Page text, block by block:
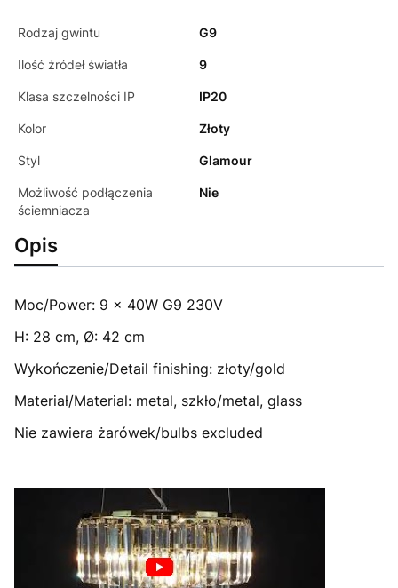
Rodzaj gwintu G9
Ilość źródeł światła 9
Klasa szczelności IP IP20
Kolor Złoty
Styl Glamour
Możliwość podłączenia
ściemniacza
Nie
Opis
Moc/Power: 9 x 40W G9 230V
H: 28 cm, Ø: 42 cm
Wykończenie/Detail finishing: złoty/gold
Materiał/Material: metal, szkło/metal, glass
Nie zawiera żarówek/bulbs excluded